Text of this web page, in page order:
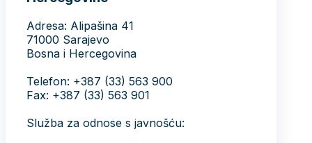
Adresa: Alipašina 41
71000 Sarajevo
Bosna i Hercegovina
Telefon: +387 (33) 563 900
Fax: +387 (33) 563 901
Služba za odnose s javnošću: